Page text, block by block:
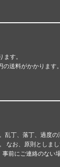
す。
送料がかかります。
乱丁、落丁、過度
なお、原則としま
前にご連絡のない